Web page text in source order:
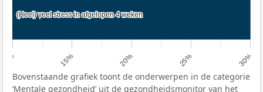
10% 15% 20% 25% 30%
(Heel) veel stress in afgelopen 4 weken
(Heel) veel stress in afgelopen 4 weken
Bovenstaande grafiek toont de onderwerpen in de categorie
‘Mentale gezondheid’ uit de gezondheidsmonitor van het